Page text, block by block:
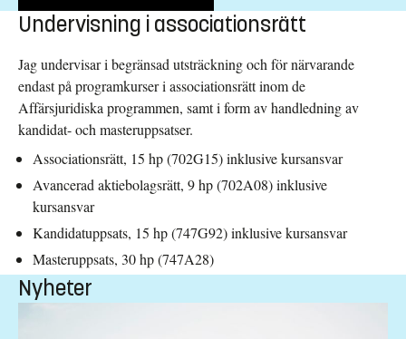
Undervisning i associationsrätt
Jag undervisar i begränsad utsträckning och för närvarande
endast på programkurser i associationsrätt inom de
Affärsjuridiska programmen, samt i form av handledning av
kandidat- och masteruppsatser.
Associationsrätt, 15 hp (702G15) inklusive kursansvar
Avancerad aktiebolagsrätt, 9 hp (702A08)inklusive
kursansvar
Kandidatuppsats, 15 hp (747G92) inklusive kursansvar
Masteruppsats, 30 hp (747A28)
Nyheter